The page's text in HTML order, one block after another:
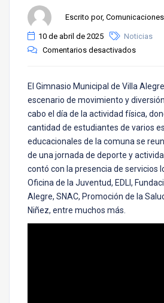
Escrito por, Comunicaciones
10 de abril de 2025
Noticias
Comentarios desactivados
El Gimnasio Municipal de Villa
escenario de movimiento y
cabo el día de la actividad física,
cantidad de estudiantes de varios
educacionales de la comuna se
de una jornada de deporte y
contó con la presencia de servicios
Oficina de la Juventud, EDLI,
Alegre, SNAC, Promoción de la
Niñez, entre muchos más.